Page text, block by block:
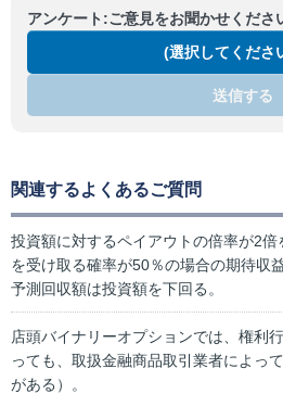
アンケート:ご意見をお聞かせくださ
(選択してくださ
送信する
関連するよくあるご質問
投資額に対するペイアウトの倍率が2倍
を受け取る確率が50％の場合の期待収
予測回収額は投資額を下回る。
店頭バイナリーオプションでは、権利
っても、取扱金融商品取引業者によっ
がある）。